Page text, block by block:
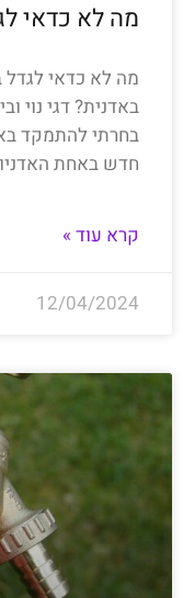
מה לא כדאי
מה לא כדאי לגדל
באדנית? דגי נוי
בחרתי להתמקד
חדש באחת
קרא עוד »
12/04/2024